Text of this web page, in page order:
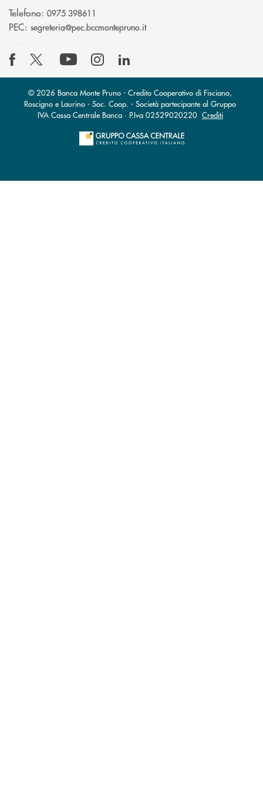
Telefono: 0975 398611
PEC: segreteria@pec.bccmontepruno.it(si apre l’app di posta
© 2026 Banca Monte Pruno - Credito Cooperativo di Fisciano,
Roscigno e Laurino - Soc. Coop. - Società partecipante al Gruppo
IVA Cassa Centrale Banca · P.Iva 02529020220 Crediti